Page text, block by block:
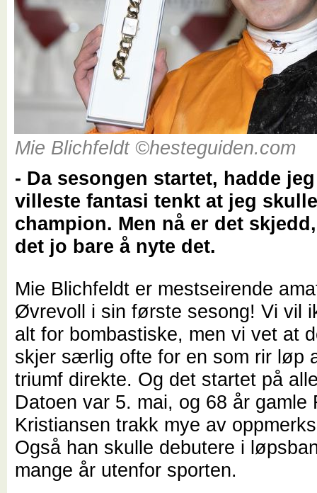
Mie Blichfeldt ©hesteguiden.com
- Da sesongen startet, hadde
villeste fantasi tenkt at jeg
champion. Men nå er det
det jo bare å nyte det.
Mie Blichfeldt er mestseirende
Øvrevoll i sin første sesong! Vi vil
alt for bombastiske, men vi vet at
skjer særlig ofte for en som rir løp
triumf direkte. Og det startet på
Datoen var 5. mai, og 68 år gamle
Kristiansen trakk mye av
Også han skulle debutere i
mange år utenfor sporten.